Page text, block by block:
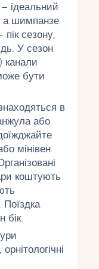
ідеальний
а шимпанзе
сезону,
У сезон
канали
бути
в
або
мінівен
коштують
Поїздка
бік.